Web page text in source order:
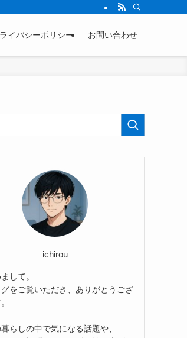
イバシーポリシー お問い合わせ
ichirou
して。
をご覧いただき、ありがとうござ
らしの中で気になる話題や、